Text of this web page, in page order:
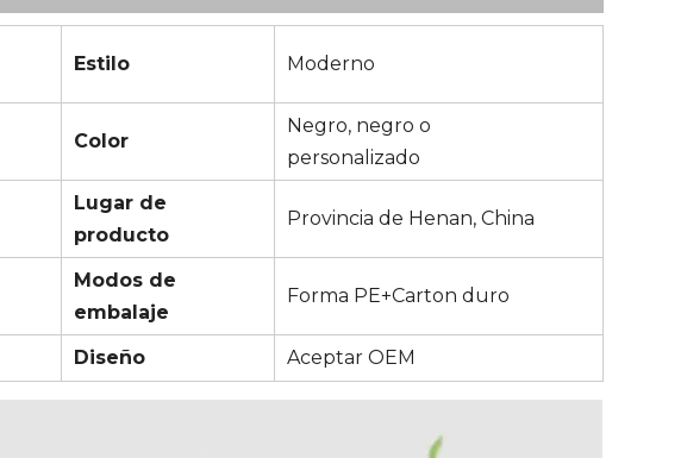
Estilo Moderno
Color
Negro, negro o
personalizado
Lugar de
producto
Provincia de Henan, China
Modos de
embalaje
Forma PE+Carton duro
Diseño Aceptar OEM